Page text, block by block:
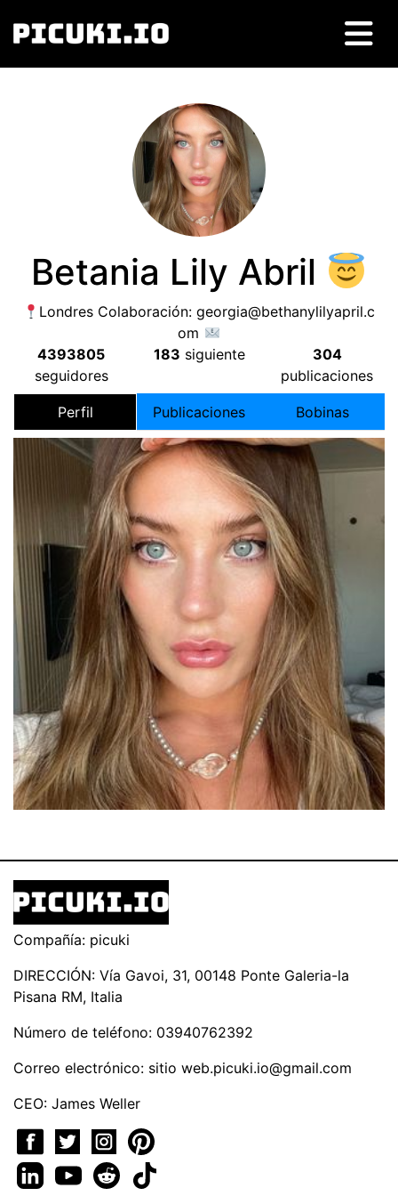
Betania Lily Abril
Londres Colaboración:georgia@bethanylilyapril.c
om
4393805
seguidores
183 siguiente
304
publicaciones
Perfil Publicaciones Bobinas
Compañía: picuki
DIRECCIÓN: Vía Gavoi, 31, 00148 Ponte Galeria-la
Pisana RM, Italia
Número de teléfono: 03940762392
Correo electrónico: sitio web.picuki.io@gmail.com
CEO: James Weller